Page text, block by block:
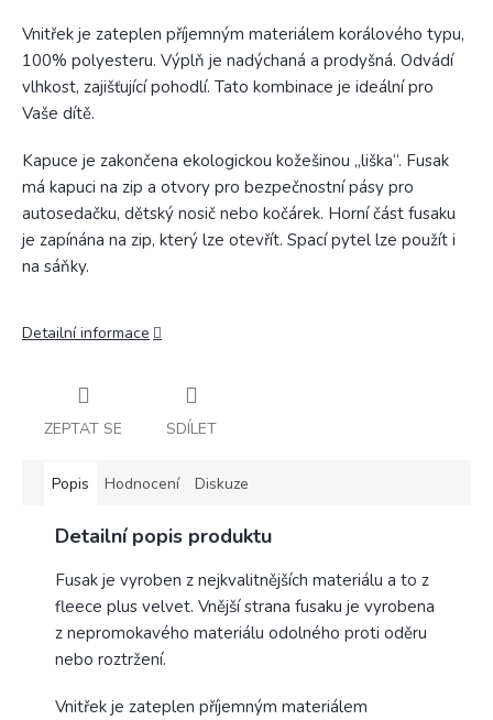
Vnitřek je zateplen příjemným materiálem korálového typu,
100% polyesteru. Výplň je nadýchaná a prodyšná. Odvádí
vlhkost, zajišťující pohodlí. Tato kombinace je ideální pro
Vaše dítě.
Kapuce je zakončena ekologickou kožešinou „liška“. Fusak
má kapuci na zip a otvory pro bezpečnostní pásy pro
autosedačku, dětský nosič nebo kočárek. Horní část fusaku
je zapínána na zip, který lze otevřít. Spací pytel lze použít i
na sáňky.
Detailní informace
ZEPTAT SE SDÍLET
Popis Hodnocení Diskuze
Detailní popis produktu
Fusak je vyroben z nejkvalitnějších materiálu a to z
fleece plus velvet. Vnější strana fusaku je vyrobena
z nepromokavého materiálu odolného proti oděru
nebo roztržení.
Vnitřek je zateplen příjemným materiálem